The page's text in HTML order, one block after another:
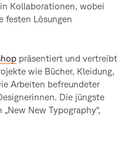
Kollaborationen, wobei
festen Lösungen
präsentiert und vertreibt
wie Bücher, Kleidung,
Arbeiten befreundeter
Die jüngste
New Typography“,